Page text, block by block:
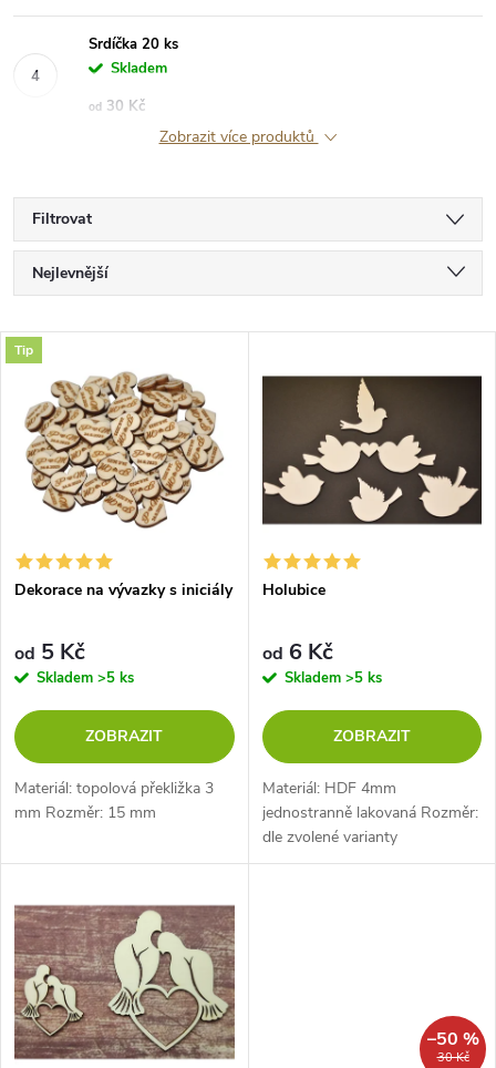
Srdíčka 20 ks
Skladem
od 30 Kč
Zobrazit více produktů
Filtrovat
Ř
a
e
n
í
p
r
o
d
u
t
ů
Nejlevnější
Nejprodávanější
Abecedně
V
ý
p
s
p
r
o
d
u
k
t
ů
Tip
Dekorace na vývazky s iniciály
od 5 Kč
Skladem >5 ks
ZOBRAZIT
Materiál: topolová překližka 3
mm Rozměr: 15 mm
Holubice
od 6 Kč
Skladem >5 ks
ZOBRAZIT
Materiál: HDF 4mm
jednostranně lakovaná Rozměr:
dle zvolené varianty
30 Kč
–50 %